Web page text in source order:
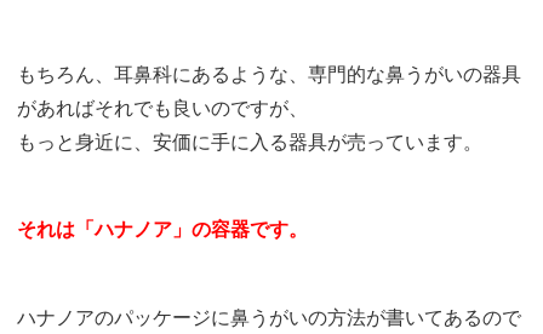
もちろん、耳鼻科にあるような、専門的な鼻うがいの器具
があればそれでも良いのですが、
もっと身近に、安価に手に入る器具が売っています。
それは「ハナノア」の容器です。
ハナノアのパッケージに鼻うがいの方法が書いてあるので